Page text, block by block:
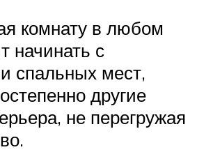
комнату в любом
начинать с
спальных мест,
другие
не перегружая